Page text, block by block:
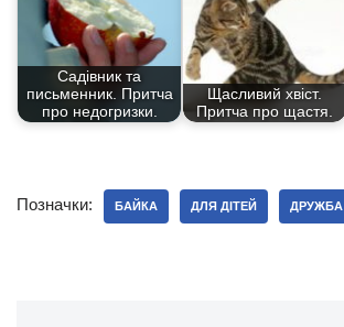
Садівник та
письменник. Притча
про недогризки.
Щасливий хвіст.
Притча про щастя.
Позначки: БАЙКА ДЛЯ ДІТЕЙ ДРУЖБА